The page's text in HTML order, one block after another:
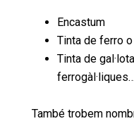
Encastum
Tinta de ferro
Tinta de
ferrogàl·liques…
També trobem